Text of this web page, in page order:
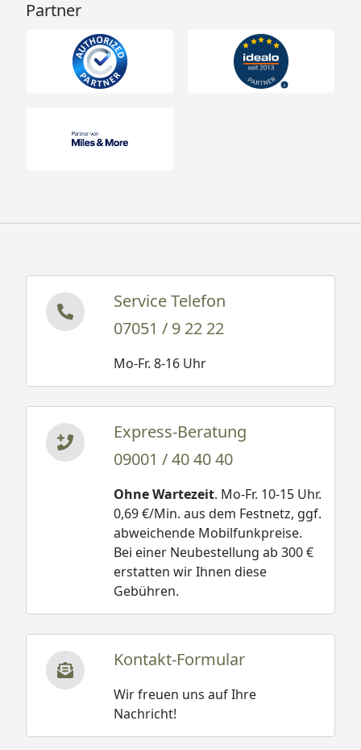
Partner
Service Telefon
07051 / 9 22 22
Mo-Fr. 8-16 Uhr
Express-Beratung
09001 / 40 40 40
Ohne Wartezeit. Mo-Fr. 10-15 Uhr.
0,69 €/Min. aus dem Festnetz, ggf.
abweichende Mobilfunkpreise.
Bei einer Neubestellung ab 300 €
erstatten wir Ihnen diese
Gebühren.
Kontakt-Formular
Wir freuen uns auf Ihre
Nachricht!